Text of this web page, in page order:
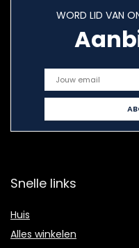
WORD LID VAN
Snelle links
Huis
Alles winkelen